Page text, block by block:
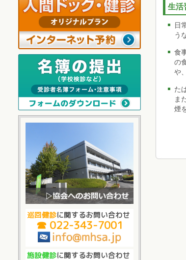
生活
日
う
食
の
や
た
ま
煙
巡回健診に関するお問い合わせ
☎ 022-343-7001
施設健診に関するお問い合わせ